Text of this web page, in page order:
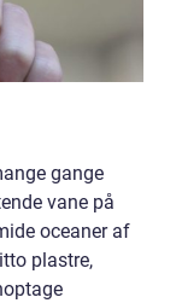
gange
vane på
oceaner af
plastre,